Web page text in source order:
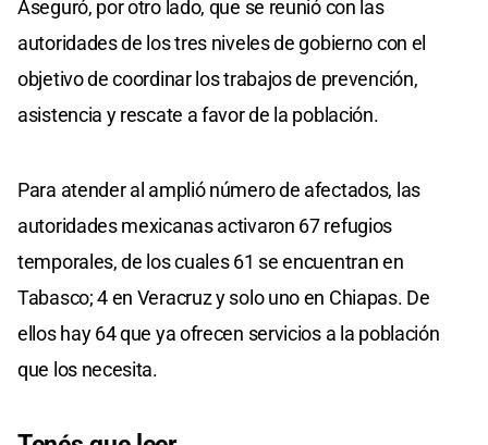
Aseguró, por otro lado, que se reunió con las
autoridades de los tres niveles de gobierno con el
objetivo de coordinar los trabajos de prevención,
asistencia y rescate a favor de la población.
Para atender al amplió número de afectados, las
autoridades mexicanas activaron 67 refugios
temporales, de los cuales 61 se encuentran en
Tabasco; 4 en Veracruz y solo uno en Chiapas. De
ellos hay 64 que ya ofrecen servicios a la población
que los necesita.